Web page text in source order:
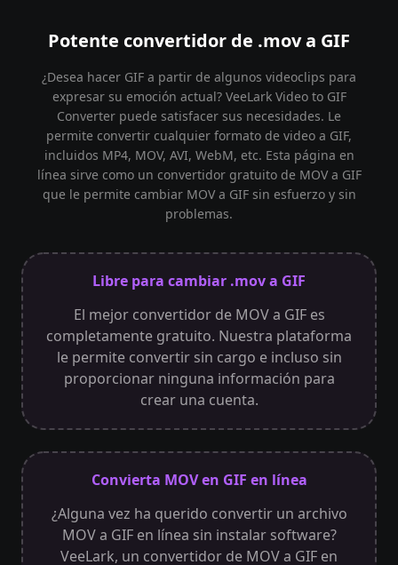
Potente convertidor de .mov a GIF
¿Desea hacer GIF a partir de algunos videoclips para
expresar su emoción actual? VeeLark Video to GIF
Converter puede satisfacer sus necesidades. Le
permite convertir cualquier formato de video a GIF,
incluidos MP4, MOV, AVI, WebM, etc. Esta página en
línea sirve como un convertidor gratuito de MOV a GIF
que le permite cambiar MOV a GIF sin esfuerzo y sin
problemas.
Libre para cambiar .mov a GIF
El mejor convertidor de MOV a GIF es
completamente gratuito. Nuestra plataforma
le permite convertir sin cargo e incluso sin
proporcionar ninguna información para
crear una cuenta.
Convierta MOV en GIF en línea
¿Alguna vez ha querido convertir un archivo
MOV a GIF en línea sin instalar software?
VeeLark, un convertidor de MOV a GIF en